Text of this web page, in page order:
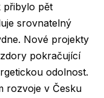
přibylo pět
srovnatelný
Nové projekty
pokračující
odolnost.
rozvoje v Česku